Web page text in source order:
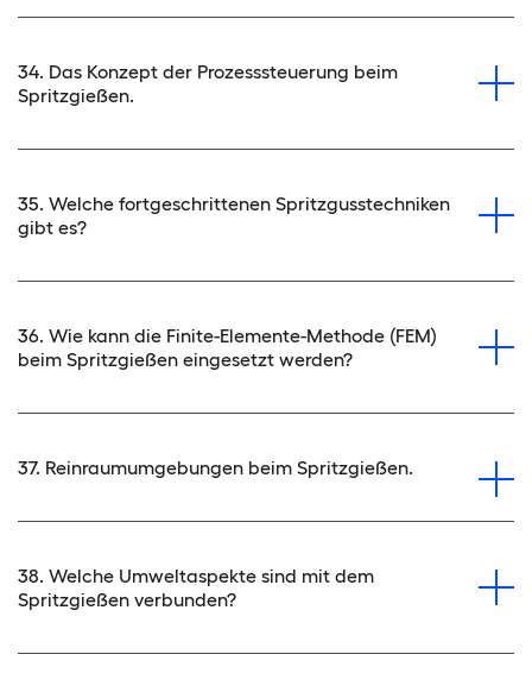
34. Das Konzept der Prozesssteuerung beim
Spritzgießen.
35. Welche fortgeschrittenen Spritzgusstechniken
gibt es?
36. Wie kann die Finite-Elemente-Methode (FEM)
beim Spritzgießen eingesetzt werden?
37. Reinraumumgebungen beim Spritzgießen.
38. Welche Umweltaspekte sind mit dem
Spritzgießen verbunden?